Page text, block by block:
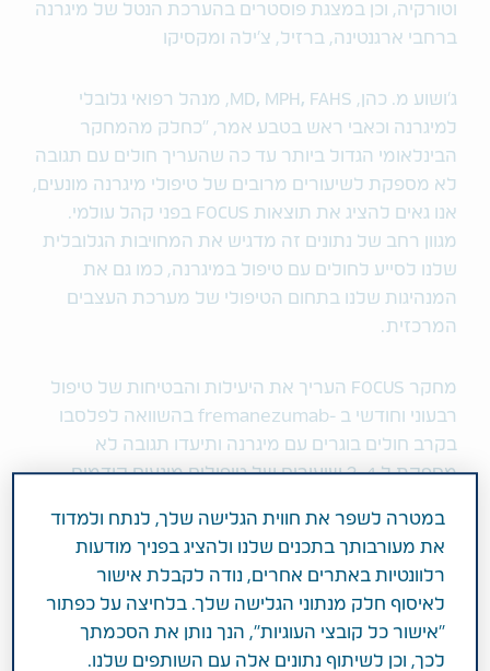
וטורקיה, וכן במצגת פוסטרים בהערכת הנטל של מיגרנה
ברחבי ארגנטינה, ברזיל, צ'ילה ומקסיקו
ג'ושוע מ. כהן, MD , MPH ,
FAHS, מנהל רפואי גלובלי
למיגרנה וכאבי ראש בטבע אמר, "כחלק מהמחקר
הבינלאומי הגדול ביותר עד כה שהעריך חולים עם תגובה
לא מספקת לשיעורים מרובים של טיפולי מיגרנה מונעים,
אנו גאים להציג את תוצאות FOCUS בפני קהל עולמי.
מגוון רחב של נתונים זה מדגיש את המחויבות הגלובלית
שלנו לסייע לחולים עם טיפול במיגרנה, כמו גם את
המנהיגות שלנו בתחום הטיפולי של מערכת העצבים
המרכזית.
מחקר FOCUS העריך את היעילות והבטיחות של טיפול
רבעוני וחודשי ב -fremanezumab בהשוואה לפלסבו
בקרב חולים בוגרים עם מיגרנה ותיעדו תגובה לא
מספקת ל 2-4 שיעורים של טיפולים מונעים קודמים.
היפוך ממיגרנה כרונית לאפיזודית, נתונים על הסיכויים
להשגת שיעורי תגובה משמעותיים ב- fremanezumab
בהשוואה לפלסבו, וניתוח המדגים ירידה משמעותית
בשכיחות ההילה במיגרנה בקרב חולים שטופלו עם
fremanezumab לעומת פלצבו.
במטרה לשפר את חווית הגלישה שלך, לנתח ולמדוד
את מעורבותך בתכנים שלנו ולהציג בפניך מודעות
רלוונטיות באתרים אחרים, נודה לקבלת אישור
לאיסוף חלק מנתוני הגלישה שלך. בלחיצה על כפתור
"אישור כל קובצי העוגיות", הנך נותן את הסכמתך
לכך, וכן לשיתוף נתונים אלה עם השותפים שלנו.